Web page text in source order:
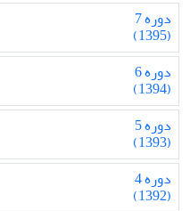
دوره 7
(1395)
دوره 6
(1394)
دوره 5
(1393)
دوره 4
(1392)